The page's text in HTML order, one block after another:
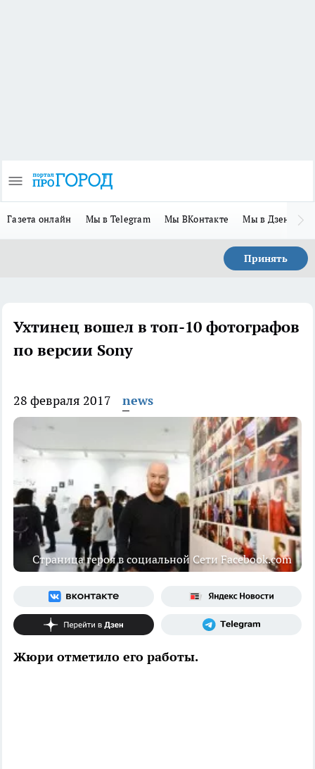
Газета онлайн Мы в Telegram Мы ВКонтакте Мы в Дзене
Принять
Ухтинец вошел в топ-10 фотографов
по версии Sony
28 февраля 2017 news
Страница героя в социальной Сети Facebook.com
Жюри отметило его работы.